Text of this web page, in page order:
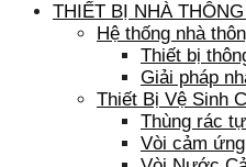
THIẾT BỊ NHÀ
Hệ thống nhà
Thiết bị
Giải pháp
Thiết Bị Vệ Sinh
Thùng rác
Vòi cảm